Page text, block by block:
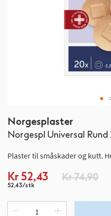
Norgesplaster
Norgespl Universal Rund
Plaster til småskader og kutt.
Spesialpris
Kr 52,43 Kr 74,90
52,43/stk
til
begynnelsen
bildegalleri